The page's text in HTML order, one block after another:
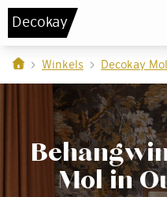
Decokay
Winkels Decokay Mol
Mol in